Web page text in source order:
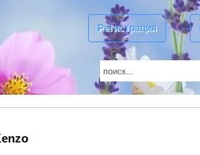
Регистрация